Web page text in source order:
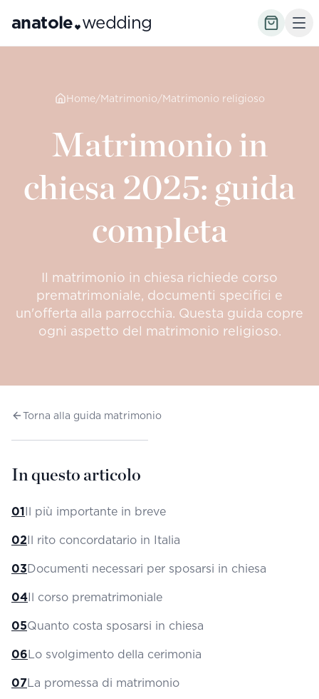
anatole wedding
Home/Matrimonio/Matrimonio religioso
Matrimonio in
chiesa 2025: guida
completa
Il matrimonio in chiesa richiede corso
prematrimoniale, documenti specifici e
un'offerta alla parrocchia. Questa guida copre
ogni aspetto del matrimonio religioso.
Torna alla guida matrimonio
In questo articolo
01Il più importante in breve
02Il rito concordatario in Italia
03Documenti necessari per sposarsi in chiesa
04Il corso prematrimoniale
05Quanto costa sposarsi in chiesa
06Lo svolgimento della cerimonia
07La promessa di matrimonio